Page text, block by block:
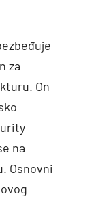
za
On
na
Osnovni